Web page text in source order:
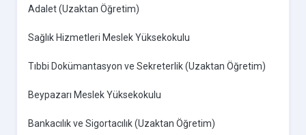
Adalet (Uzaktan Öğretim)
Sağlık Hizmetleri Meslek Yüksekokulu
Tıbbi Dokümantasyon ve Sekreterlik (Uzaktan Öğretim)
Beypazarı Meslek Yüksekokulu
Bankacılık ve Sigortacılık (Uzaktan Öğretim)